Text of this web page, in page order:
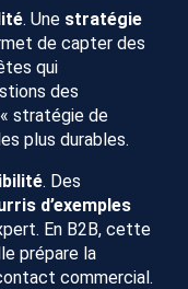
. Une stratégie
de capter des
qui
des
stratégie de
plus durables.
. Des
d’exemples
En B2B, cette
prépare la
commercial.